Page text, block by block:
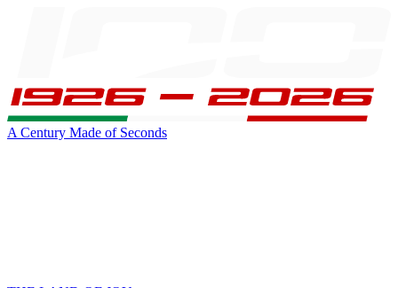
A Century Made of Seconds